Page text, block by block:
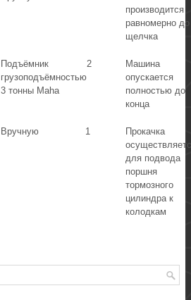
производится
равномерно до
щелчка
Подъёмник
грузоподъёмностью
3 тонны Maha
2
Машина
опускается
полностью до
конца
Вручную 1
Прокачка
для подвода
поршня
тормозного
цилиндра к
колодкам